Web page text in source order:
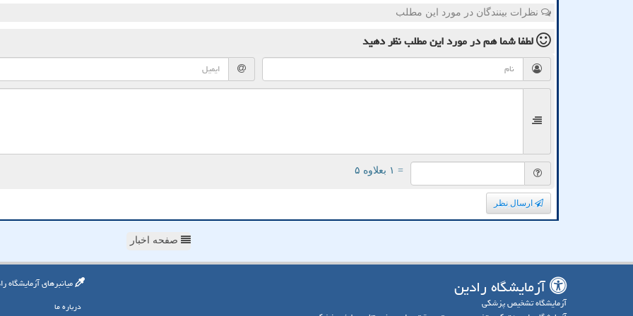
نظرات بینندگان در مورد این مطلب
لطفا شما همدر مورد این مطلبنظر دهید
= ۱ بعلاوه ۵
ارسال نظر
صفحه اخبار
آزمایشگاه رادین
آزمایشگاه تشخیص پزشکی
میانبرهای آزمایشگاه
درباره ما